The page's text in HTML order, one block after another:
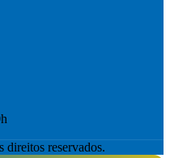
direitos reservados.